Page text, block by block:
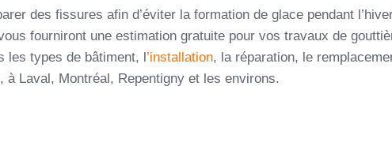
des fissures afin d’éviter la formation de glace pendant
fourniront une estimation gratuite pour vos travaux de
types de bâtiment, l ’installation, la réparation, le
Laval, Montréal, Repentigny et les environs.